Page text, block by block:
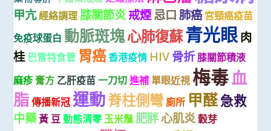
甲亢經絡調理 膝關節炎戒煙忌口 肺癌 宮頸癌疫苗
免疫球蛋白 動脈斑塊心肺復蘇青光眼肉
桂 巴雷特食管 胃癌香港疫情 HIV骨折膝關節積液
麻疹 膏方 乙肝疫苗 一刀切 進補 單眼近視 梅毒血
脂 傳播新冠 運動脊柱側彎 廁所 甲醛急救
中藥 黃 豆 動態清零玉米鬚 肥胖心肌炎穀芽